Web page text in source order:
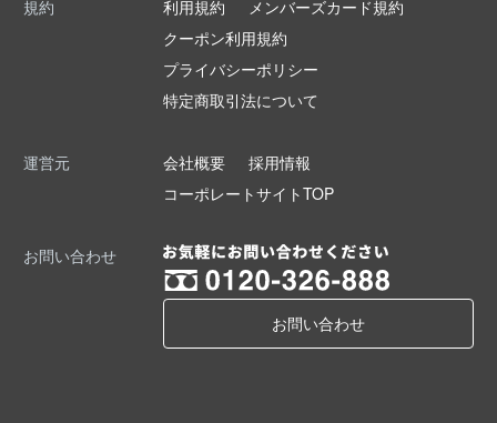
規約 利用規約
メンバーズカード規約
クーポン利用規約
プライバシーポリシー
特定商取引法について
運営元 会社概要
採用情報
コーポレートサイトTOP
お問い合わせ
お問い合わせ